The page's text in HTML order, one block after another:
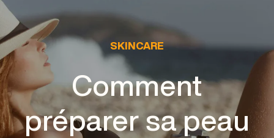
SKINCARE
Comment
préparer sa peau